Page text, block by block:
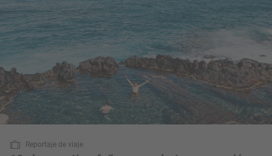
Reportaje de viaje